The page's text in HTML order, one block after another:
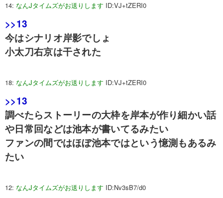
14: なんJタイムズがお送りします ID:VJ+tZERI0
>>13
今はシナリオ岸影でしょ
小太刀右京は干された
18: なんJタイムズがお送りします ID:VJ+tZERI0
>>13
調べたらストーリーの大枠を岸本が作り細かい話
や日常回などは池本が書いてるみたい
ファンの間ではほぼ池本ではという憶測もあるみ
たい
12: なんJタイムズがお送りします ID:Nv3sB7/d0